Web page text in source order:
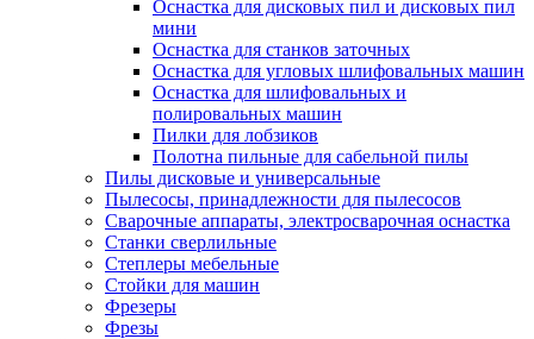
Оснастка для дисковых пил и дисковых пил
мини
Оснастка для станков заточных
Оснастка для угловых шлифовальных машин
Оснастка для шлифовальных и
полировальных машин
Пилки для лобзиков
Полотна пильные для сабельной пилы
Пилы дисковые и универсальные
Пылесосы, принадлежности для пылесосов
Сварочные аппараты, электросварочная оснастка
Станки сверлильные
Степлеры мебельные
Стойки для машин
Фрезеры
Фрезы